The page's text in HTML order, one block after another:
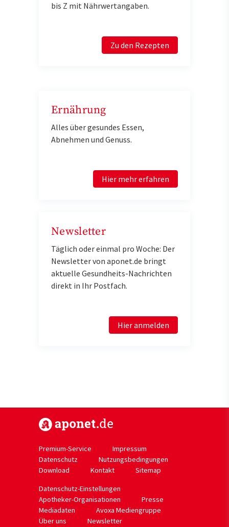
bis Z mit Nährwertangaben.
Zu den Rezepten
Ernährung
Alles über gesundes Essen,
Abnehmen und Genuss.
Hier mehr erfahren
Newsletter
Täglich oder einmal pro Woche: Der
Newsletter von aponet.de bringt
aktuelle Gesundheits-Nachrichten
direkt in Ihr Postfach.
Hier anmelden
Premium-Service
Impressum
Datenschutz
Nutzungsbedingungen
Download
Kontakt
Sitemap
Datenschutz-Einstellungen
Apotheker-Organisationen
Presse
Mediadaten
Avoxa Mediengruppe
Über uns
Newsletter